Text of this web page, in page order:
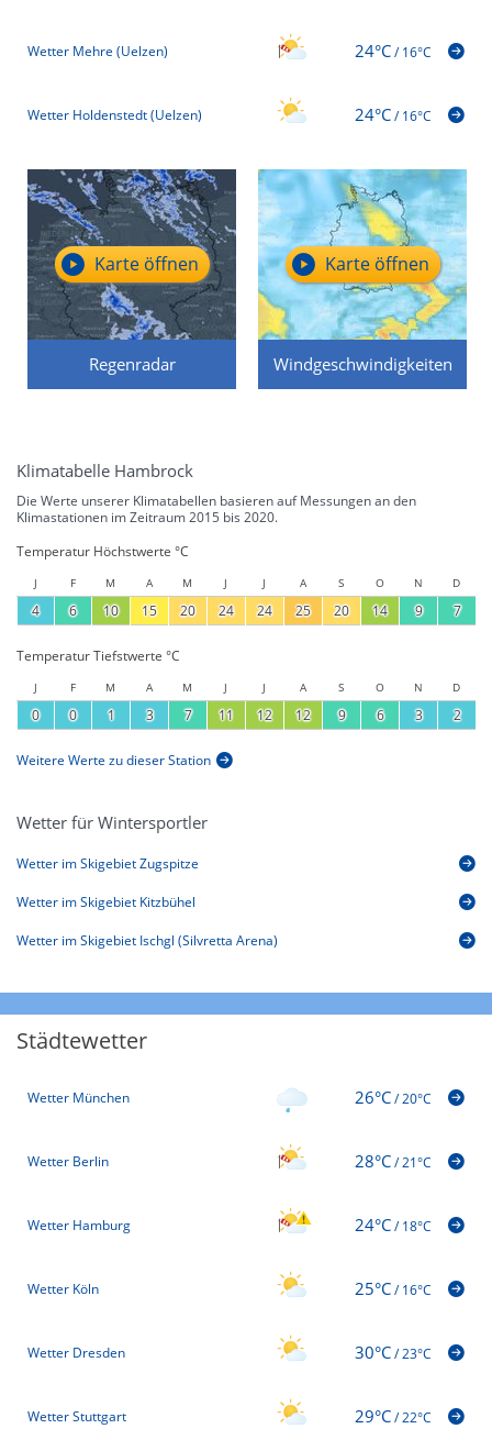
Wetter Mehre (Uelzen) 24°C/16°C
Wetter Holdenstedt (Uelzen) 24°C/16°C
Regenradar
Karte öffnen
Windgeschwindigkeiten
Karte öffnen
Klimatabelle Hambrock
Die Werte unserer Klimatabellen basieren auf Messungen an den
Klimastationen im Zeitraum 2015 bis 2020.
Temperatur Höchstwerte °C
J F M A M J J A S O N D
4 6 10 15 20 24 24 25 20 14 9 7
Temperatur Tiefstwerte °C
J F M A M J J A S O N D
0 0 1 3 7 11 12 12 9 6 3 2
Weitere Werte zu dieser Station
Wetter für Wintersportler
Wetter im Skigebiet Zugspitze
Wetter im Skigebiet Kitzbühel
Wetter im Skigebiet Ischgl (Silvretta Arena)
Städtewetter
Wetter München 26°C/20°C
Wetter Berlin 28°C/21°C
Wetter Hamburg 24°C/18°C
Wetter Köln 25°C/16°C
Wetter Dresden 30°C/23°C
Wetter Stuttgart 29°C/22°C